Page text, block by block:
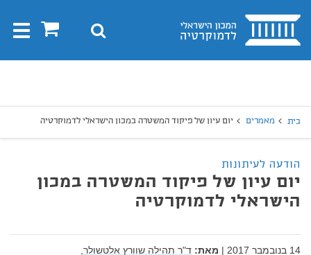
בית 0 חיפוש
בית מאמרים יום עיון של פיקוד המשטרה במכון הישראלי לדמוקרטיה
הודעה לעיתונות
יום עיון של פיקוד המשטרה במכון
הישראלי לדמוקרטיה
14 בנובמבר 2017 | מאת: ד"ר תהילה שוורץ אלטשולר,